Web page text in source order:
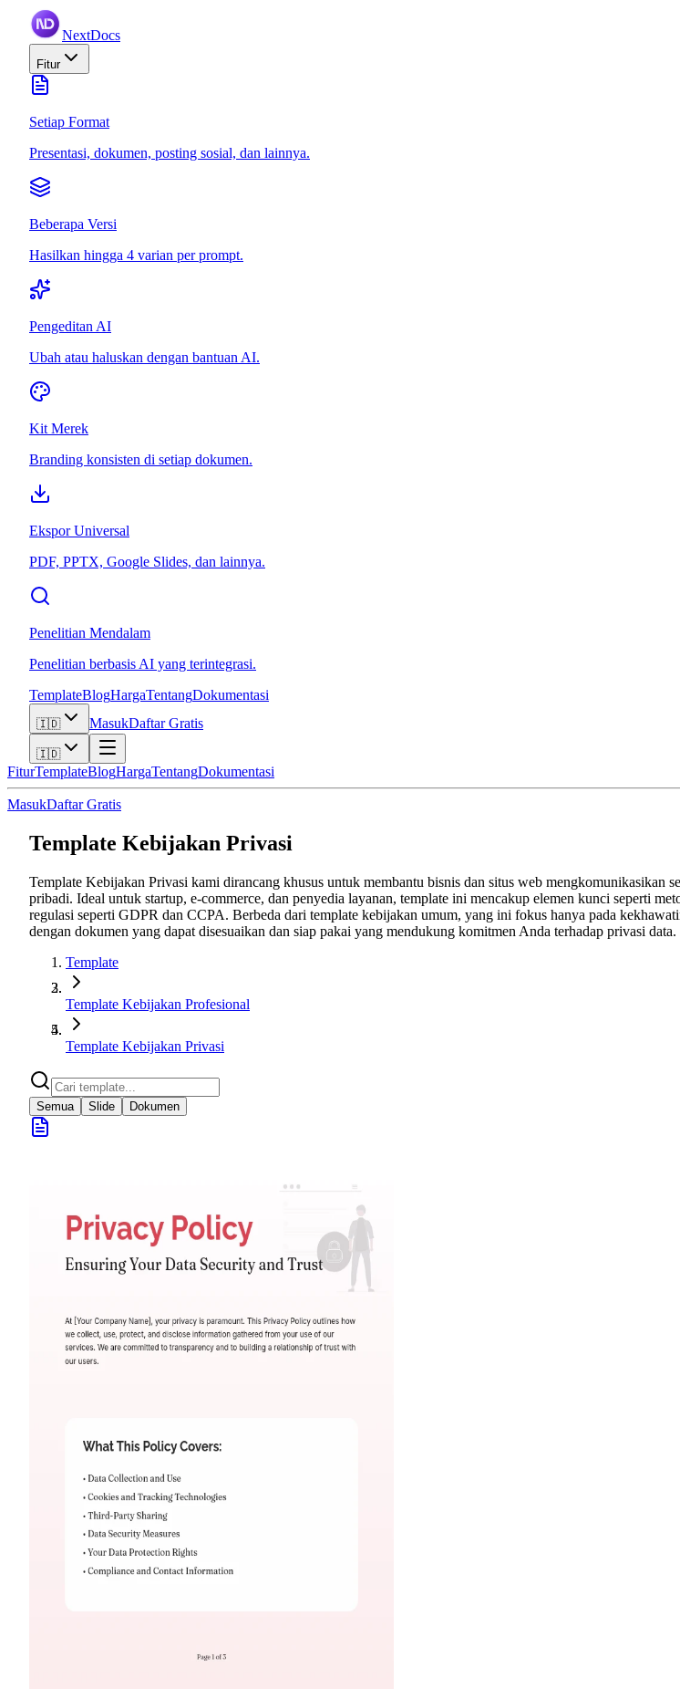
NextDocs
Fitur
Setiap Format
Presentasi, dokumen, posting sosial, dan lainnya.
Beberapa Versi
Hasilkan hingga 4 varian per prompt.
Pengeditan AI
Ubah atau haluskan dengan bantuan AI.
Kit Merek
Branding konsisten di setiap dokumen.
Ekspor Universal
PDF, PPTX, Google Slides, dan lainnya.
Penelitian Mendalam
Penelitian berbasis AI yang terintegrasi.
TemplateBlogHargaTentangDokumentasi
🇮🇩 MasukDaftar Gratis
🇮🇩
FiturTemplateBlogHargaTentangDokumentasi
MasukDaftar Gratis
Template Kebijakan Privasi
Template Kebijakan Privasi kami dirancang khusus untuk membantu bisnis dan situs web mengkomunikasikan
pribadi. Ideal untuk startup, e-commerce, dan penyedia layanan, template ini mencakup elemen kunci seperti
regulasi seperti GDPR dan CCPA. Berbeda dari template kebijakan umum, yang ini fokus hanya pada
dengan dokumen yang dapat disesuaikan dan siap pakai yang mendukung komitmen Anda terhadap privasi data.
Template
Template Kebijakan Profesional
Template Kebijakan Privasi
Semua Slide Dokumen